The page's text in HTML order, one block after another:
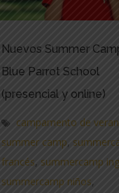
Nuevos Summer
Blue Parrot School
(presencial y online)
campamento de
summer camp,
francés, summercamp
summercamp niños,